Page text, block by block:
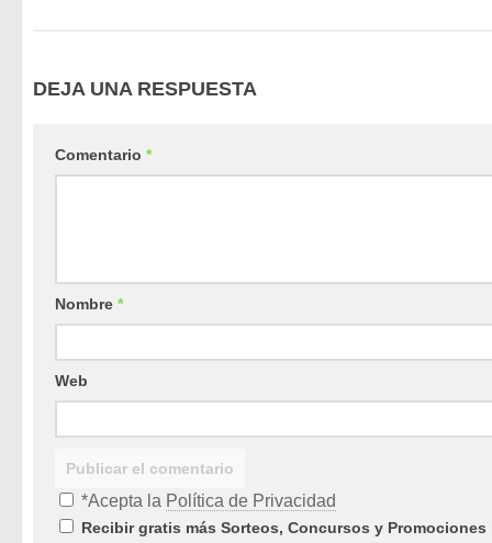
DEJA UNA RESPUESTA
Comentario *
Nombre *
Web
*Acepta la Política de Privacidad
Recibir gratis más Sorteos, Concursos y Promociones